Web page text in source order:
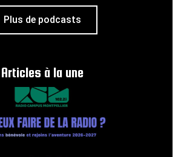
Plus de podcasts
Articles à la une